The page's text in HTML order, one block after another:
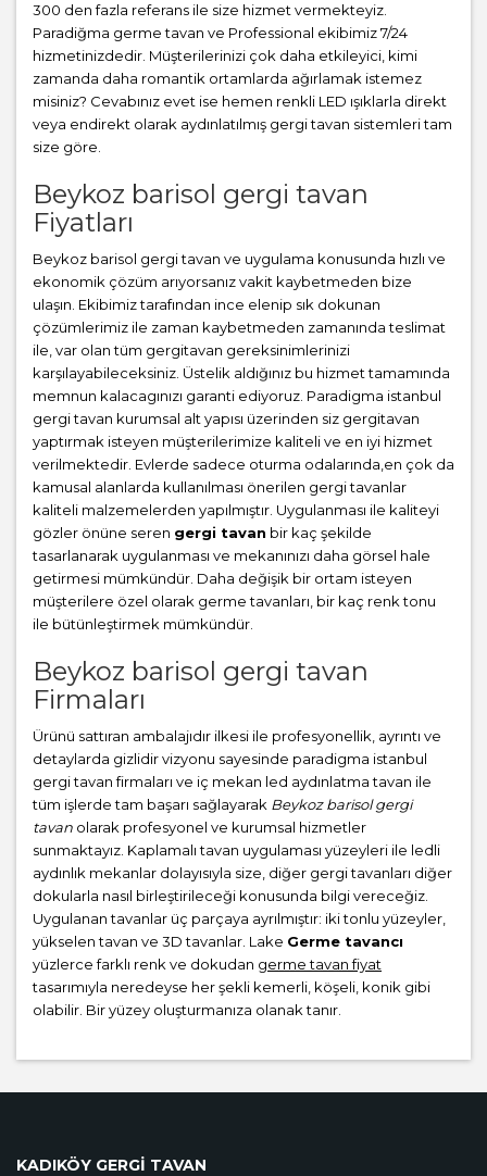
300 den fazla referans ile size hizmet vermekteyiz.
Paradiğma germe tavan ve Professional ekibimiz 7/24
hizmetinizdedir. Müşterilerinizi çok daha etkileyici, kimi
zamanda daha romantik ortamlarda ağırlamak istemez
misiniz? Cevabınız evet ise hemen renkli LED ışıklarla direkt
veya endirekt olarak aydınlatılmış gergi tavan sistemleri tam
size göre.
Beykoz barisol gergi tavan
Fiyatları
Beykoz barisol gergi tavan ve uygulama konusunda hızlı ve
ekonomik çözüm arıyorsanız vakit kaybetmeden bize
ulaşın. Ekibimiz tarafından ince elenip sık dokunan
çözümlerimiz ile zaman kaybetmeden zamanında teslimat
ile, var olan tüm gergitavan gereksinimlerinizi
karşılayabileceksiniz. Üstelik aldığınız bu hizmet tamamında
memnun kalacagınızı garanti ediyoruz. Paradigma istanbul
gergi tavan kurumsal alt yapısı üzerinden siz gergitavan
yaptırmak isteyen müşterilerimize kaliteli ve en iyi hizmet
verilmektedir. Evlerde sadece oturma odalarında,en çok da
kamusal alanlarda kullanılması önerilen gergi tavanlar
kaliteli malzemelerden yapılmıştır. Uygulanması ile kaliteyi
gözler önüne seren gergi tavan bir kaç şekilde
tasarlanarak uygulanması ve mekanınızı daha görsel hale
getirmesi mümkündür. Daha değişik bir ortam isteyen
müşterilere özel olarak germe tavanları, bir kaç renk tonu
ile bütünleştirmek mümkündür.
Beykoz barisol gergi tavan
Firmaları
Ürünü sattıran ambalajıdır ilkesi ile profesyonellik, ayrıntı ve
detaylarda gizlidir vizyonu sayesinde paradigma istanbul
gergi tavan firmaları ve iç mekan led aydınlatma tavan ile
tüm işlerde tam başarı sağlayarak Beykoz barisol gergi
tavan olarak profesyonel ve kurumsal hizmetler
sunmaktayız. Kaplamalı tavan uygulaması yüzeyleri ile ledli
aydınlık mekanlar dolayısıyla size, diğer gergi tavanları diğer
dokularla nasıl birleştirileceği konusunda bilgi vereceğiz.
Uygulanan tavanlar üç parçaya ayrılmıştır: iki tonlu yüzeyler,
yükselen tavan ve 3D tavanlar. Lake Germe tavancı
yüzlerce farklı renk ve dokudan germe tavan fiyat
tasarımıyla neredeyse her şekli kemerli, köşeli, konik gibi
olabilir. Bir yüzey oluşturmanıza olanak tanır.
KADIKÖY GERGİ TAVAN